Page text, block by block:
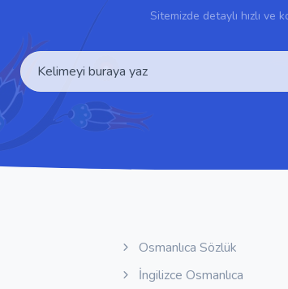
Sitemizde detaylı hızlı ve
Osmanlıca Sözlük
İngilizce Osmanlıca